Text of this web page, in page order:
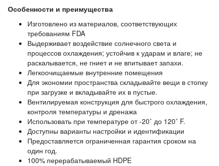
Особенности и преимущества
Изготовлено из материалов, соответствующих
требованиям FDA
Выдерживает воздействие солнечного света и
процессов охлаждения; устойчив к ударам и влаге; не
раскалывается, не гниет и не впитывает запахи.
Легкоочищаемые внутренние помещения
Для экономии пространства складывайте вещи в стопку
при загрузке и вкладывайте их в пустые.
Вентилируемая конструкция для быстрого охлаждения,
контроля температуры и дренажа
Использовать при температуре от -20˚ до 120˚ F.
Доступны варианты настройки и идентификации
Предоставляется ограниченная гарантия сроком на
один год.
100% перерабатываемый HDPE